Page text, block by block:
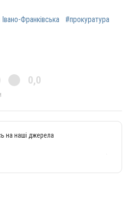
Франківська #прокуратура
0,0
на наші джерела